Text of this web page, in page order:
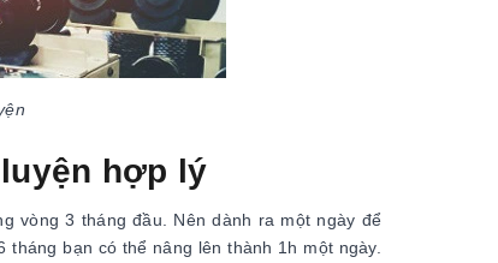
hợp lý
vòng 3 tháng đầu. Nên dành ra một ngày để
bạn có thể nâng lên thành 1h một ngày.